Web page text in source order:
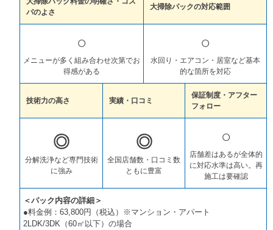
パのよさ
大掃除パックの対応範囲
○
メニューが多く組み合わせ次第でお
得感がある
○
水回り・エアコン・居室など基本
的な箇所を対応
技術力の高さ 実績・口コミ
保証制度・アフター
フォロー
◎
分解洗浄など専門技術
に強み
◎
全国店舗数・口コミ数
ともに豊富
○
店舗差はあるが全体的
に対応水準は高い。再
施工は要確認
＜パック内容の詳細＞
●料金例：63,800円（税込）※マンション・アパート
2LDK/3DK（60㎡以下）の場合